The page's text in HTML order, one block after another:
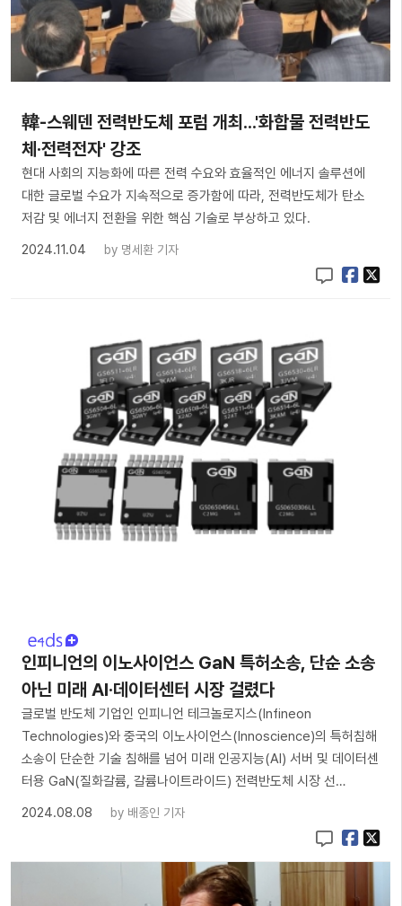
韓-스웨덴 전력반도체 포럼 개최...'화합물 전력반도
체·전력전자' 강조
현대 사회의 지능화에 따른 전력 수요와 효율적인 에너지 솔루션에
대한 글로벌 수요가 지속적으로 증가함에 따라, 전력반도체가 탄소
저감 및 에너지 전환을 위한 핵심 기술로 부상하고 있다.
2024.11.04
by 명세환 기자
인피니언의 이노사이언스 GaN 특허소송, 단순 소송
아닌 미래 AI·데이터센터 시장 걸렸다
글로벌 반도체 기업인 인피니언 테크놀로지스(Infineon
Technologies)와 중국의 이노사이언스(Innoscience)의 특허침해
소송이 단순한 기술 침해를 넘어 미래 인공지능(AI) 서버 및 데이터센
터용 GaN(질화갈륨, 갈륨나이트라이드) 전력반도체 시장 선…
2024.08.08
by 배종인 기자